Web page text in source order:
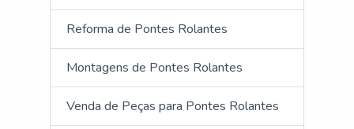
Reforma de Pontes Rolantes
Montagens de Pontes Rolantes
Venda de Peças para Pontes Rolantes